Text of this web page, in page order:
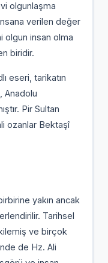
olgunlaşma
verilen değer
olgun insan olma
biridir.
eseri, tarikatın
Anadolu
Pir Sultan
ozanlar Bektaşî
yakın ancak
Tarihsel
ve birçok
de Hz. Ali